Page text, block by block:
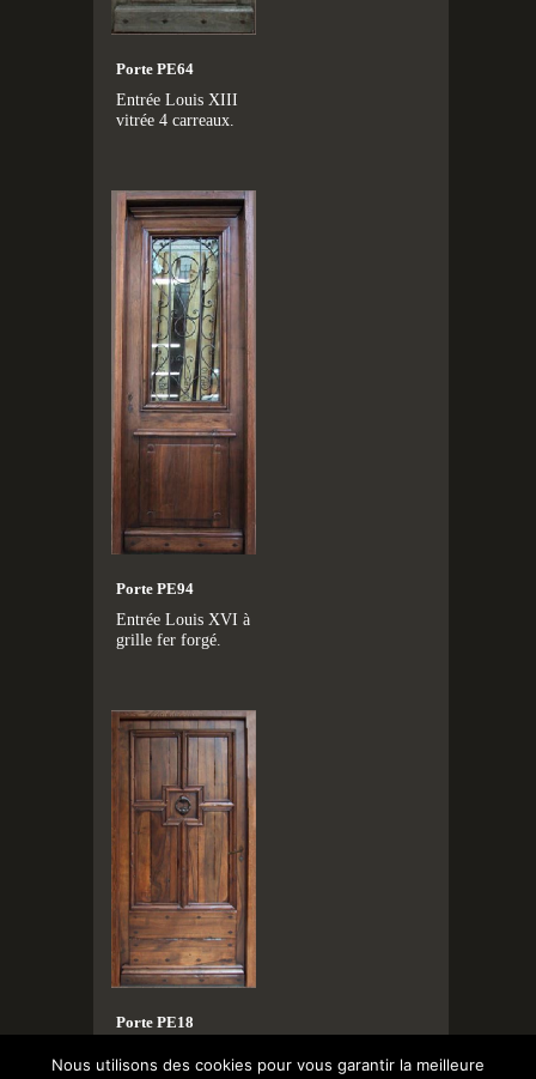
Porte PE64
Entrée Louis XIII
vitrée 4 carreaux.
Porte PE94
Entrée Louis XVI à
grille fer forgé.
Porte PE18
sur-moulurée,
Nous utilisons des cookies pour vous garantir la meilleure